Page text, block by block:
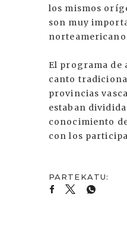
los mismos
son muy
El programa de
canto
provincias
estaban
conocimiento
con los